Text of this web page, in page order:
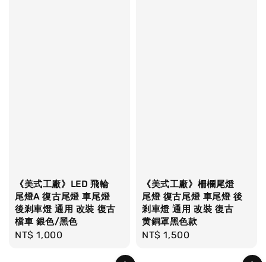
《美式工廠》LED 飛輪
尾燈A 復古尾燈 車尾燈
後剎車燈 通用 改裝 復古
檔車 銀色/黑色
Regular
NT$ 1,000
《美式工廠》柵欄尾燈
尾燈 復古尾燈 車尾燈 後
剎車燈 通用 改裝 復古
黄銅罩黑色款
Regular
NT$ 1,500